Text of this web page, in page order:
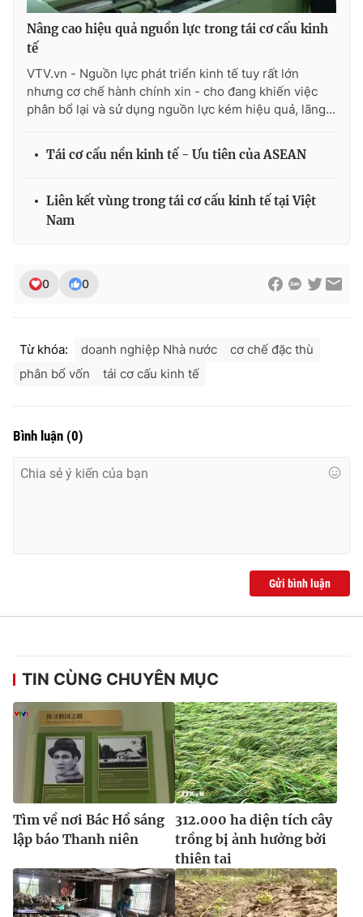
Ðiện thoại Thời báo VTV:024.66 897 897
Email:toasoan@vtv.vn
Liên hệ quảng cáo:
® Cấm sao chép dưới mọi hình thức nếu không có sự chấp
Nâng cao hiệu quả nguồn lực trong tái cơ cấu kinh
tế
VTV.vn - Nguồn lực phát triển kinh tế tuy rất lớn
nhưng cơ chế hành chính xin - cho đang khiến việc
phân bổ lại và sử dụng nguồn lực kém hiệu quả, lãng...
Tái cơ cấu nền kinh tế - Ưu tiên của ASEAN
Liên kết vùng trong tái cơ cấu kinh tế tại Việt
Nam
0 0
Từ khóa: doanh nghiệp Nhà nước
cơ chế đặc thù
phân bổ vốn
tái cơ cấu kinh tế
Bình luận (0)
Gửi bình luận
TIN CÙNG CHUYÊN MỤC
Tìm về nơi Bác Hồ sáng
lập báo Thanh niên
312.000 ha diện tích cây
trồng bị ảnh hưởng bởi
thiên tai